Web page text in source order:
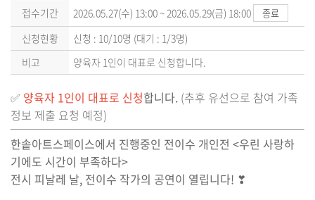
접수기간
2026.05.27(수) 13:00 ~ 2026.05.29(금) 18:00 종료
신청현황
신청 : 10/10명 (대기 : 1/3명)
비고
양육자 1인이 대표로 신청합니다.
✅ 양육자 1인이 대표로 신청합니다. (추후 유선으로 참여 가족
정보 제출 요청 예정)
한솥아트스페이스에서 진행중인 전이수 개인전 <우린 사랑하
기에도 시간이 부족하다>
전시 피날레 날, 전이수 작가의 공연이 열립니다! ❣